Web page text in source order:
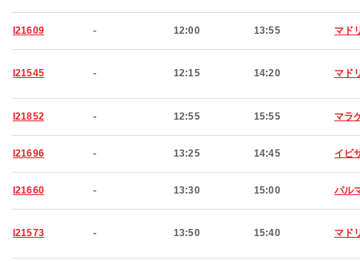
I21609 - 12:00 13:55 マド
I21545 - 12:15 14:20 マド
I21852 - 12:55 15:55 マラ
I21696 - 13:25 14:45 イビ
I21660 - 13:30 15:00 パル
I21573 - 13:50 15:40 マド